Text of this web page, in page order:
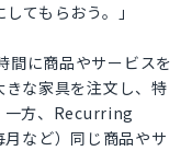
てもらおう。」
に商品やサービスを
な家具を注文し、特
一方、Recurring
など）同じ商品やサ